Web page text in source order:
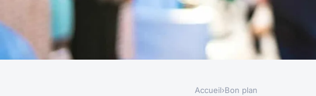
Accueil›Bon plan